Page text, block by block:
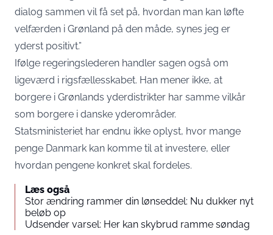
dialog sammen vil få set på, hvordan man kan løfte
velfærden i Grønland på den måde, synes jeg er
yderst positivt.”
Ifølge regeringslederen handler sagen også om
ligeværd i rigsfællesskabet. Han mener ikke, at
borgere i Grønlands yderdistrikter har samme vilkår
som borgere i danske yderområder.
Statsministeriet har endnu ikke oplyst, hvor mange
penge Danmark kan komme til at investere, eller
hvordan pengene konkret skal fordeles.
Læs også
Stor ændring rammer din lønseddel: Nu dukker nyt
beløb op
Udsender varsel: Her kan skybrud ramme søndag